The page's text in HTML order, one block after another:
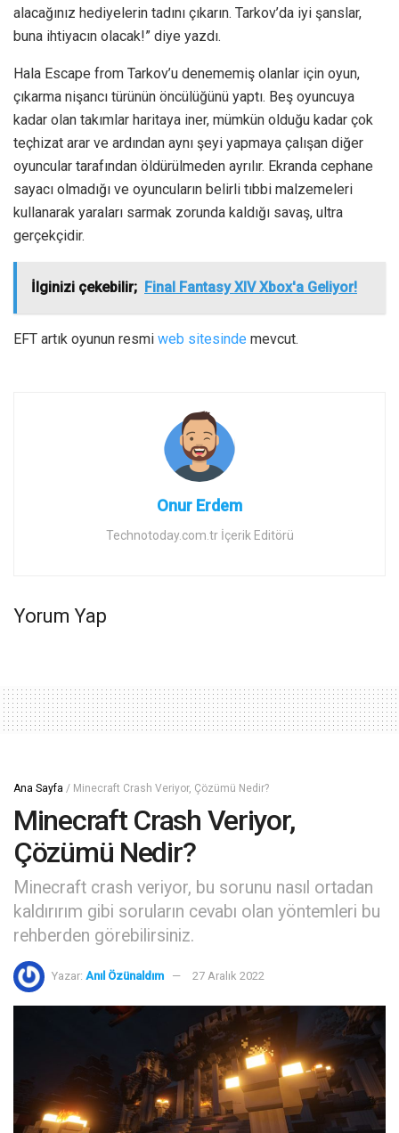
alacağınız hediyelerin tadını çıkarın. Tarkov’da iyi şanslar,
buna ihtiyacın olacak!” diye yazdı.
Hala Escape from Tarkov’u denememiş olanlar için oyun,
çıkarma nişancı türünün öncülüğünü yaptı. Beş oyuncuya
kadar olan takımlar haritaya iner, mümkün olduğu kadar çok
teçhizat arar ve ardından aynı şeyi yapmaya çalışan diğer
oyuncular tarafından öldürülmeden ayrılır. Ekranda cephane
sayacı olmadığı ve oyuncuların belirli tıbbi malzemeleri
kullanarak yaraları sarmak zorunda kaldığı savaş, ultra
gerçekçidir.
İlginizi çekebilir; Final Fantasy XIV Xbox'a Geliyor!
EFT artık oyunun resmi web sitesinde mevcut.
Onur Erdem
Technotoday.com.tr İçerik Editörü
Yorum Yap
Ana Sayfa / Minecraft Crash Veriyor, Çözümü Nedir?
Minecraft Crash Veriyor,
Çözümü Nedir?
Minecraft crash veriyor, bu sorunu nasıl ortadan
kaldırırım gibi soruların cevabı olan yöntemleri bu
rehberden görebilirsiniz.
Yazar: Anıl Özünaldım 27 Aralık 2022